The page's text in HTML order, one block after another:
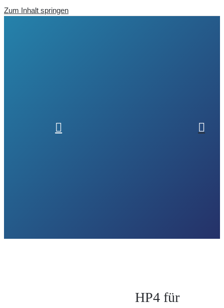
Zum Inhalt springen
HP4 für